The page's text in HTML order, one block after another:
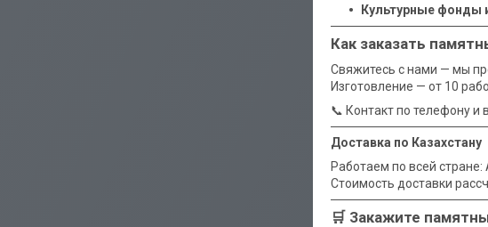
Культурные фонды
Как заказать
Свяжитесь с нами — мы
Изготовление — от 10
📞 Контакт по телефону и
Доставка по Казахстану
Работаем по всей
Стоимость доставки
🛒 Закажите